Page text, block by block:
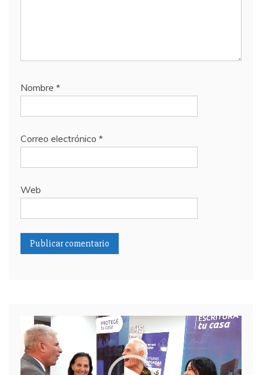
Nombre *
Correo electrónico *
Web
Reproductor
de
video